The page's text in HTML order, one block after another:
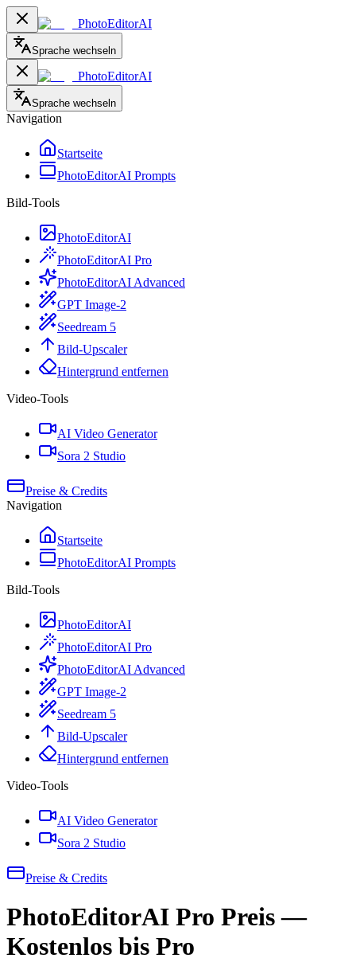
PhotoEditorAI
Sprache wechseln
PhotoEditorAI
Sprache wechseln
Navigation
Startseite
PhotoEditorAI Prompts
Bild-Tools
PhotoEditorAI
PhotoEditorAI Pro
PhotoEditorAI Advanced
GPT Image-2
Seedream 5
Bild-Upscaler
Hintergrund entfernen
Video-Tools
AI Video Generator
Sora 2 Studio
Preise & Credits
Navigation
Startseite
PhotoEditorAI Prompts
Bild-Tools
PhotoEditorAI
PhotoEditorAI Pro
PhotoEditorAI Advanced
GPT Image-2
Seedream 5
Bild-Upscaler
Hintergrund entfernen
Video-Tools
AI Video Generator
Sora 2 Studio
Preise & Credits
PhotoEditorAI Pro Preis —
Kostenlos bis Pro